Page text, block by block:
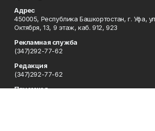
Адрес
450005, Республика Башкортостан, г. Уфа,
Октября, 13, 9 этаж, каб. 912, 923
Рекламная служба
(347)292-77-62
Редакция
(347)292-77-62
Приемная